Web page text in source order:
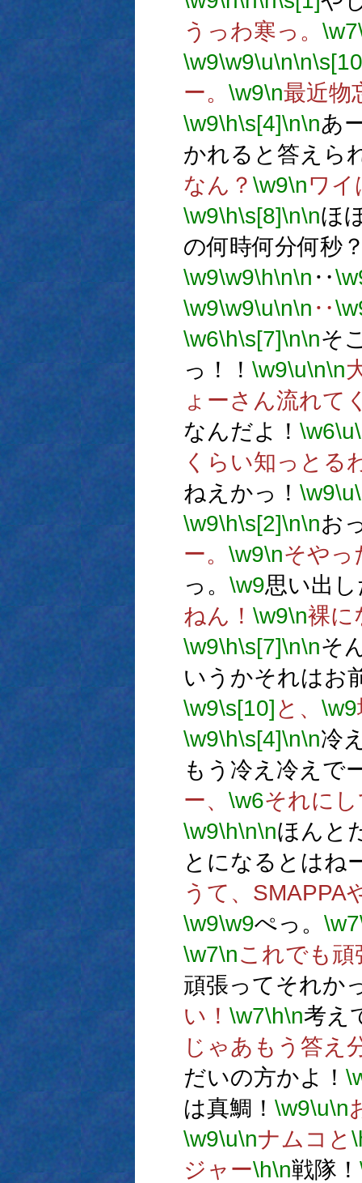
うっわ寒っ。 \w7
\w9\w9\u\n\n
ー。 \w9\n最近物
\w9\h\s[4]\n\nあ
かれると答えら
なん？ \w9\nワイ
\w9\h\s[8]\n\nほ
の何時何分何秒
\w9\w9\h\n\n ‥
\w9\w9\u\n\n ‥
\w6\h\s[7]\n\nそ
っ！！ \w9\u\n\n
ょーさん流れて
なんだよ！ \w6\u
くらい知っとる
ねえかっ！ \w9\u
\w9\h\s[2]\n\nお
ー。 \w9\nそやっ
っ。 \w9思い出
ねん！ \w9\n裸に
\w9\h\s[7]\n\nそ
いうかそれはお
\w9\s[10] と、 \w9
\w9\h\s[4]\n\n冷
もう冷え冷えで
ー、 \w6それに
\w9\h\n\nほんと
とになるとはね
うて、SMAPPA
\w9\w9ぺっ。 \w7
\w7\nこれでも
頑張ってそれか
い！ \w7\h\n考え
じゃあもう答え
だいの方かよ！
は真鯛！ \w9\u\n
\w9\u\nナムコと
ジャー\h\n戦隊！